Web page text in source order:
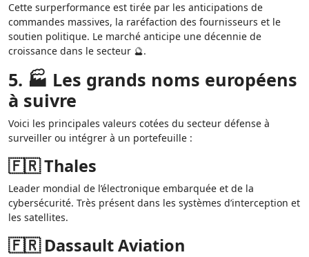
Cette surperformance est tirée par les anticipations de
commandes massives, la raréfaction des fournisseurs et le
soutien politique. Le marché anticipe une décennie de
croissance dans le secteur 🔮.
5. 🏭 Les grands noms européens
à suivre
Voici les principales valeurs cotées du secteur défense à
surveiller ou intégrer à un portefeuille :
🇫🇷 Thales
Leader mondial de l’électronique embarquée et de la
cybersécurité. Très présent dans les systèmes d’interception et
les satellites.
🇫🇷 Dassault Aviation